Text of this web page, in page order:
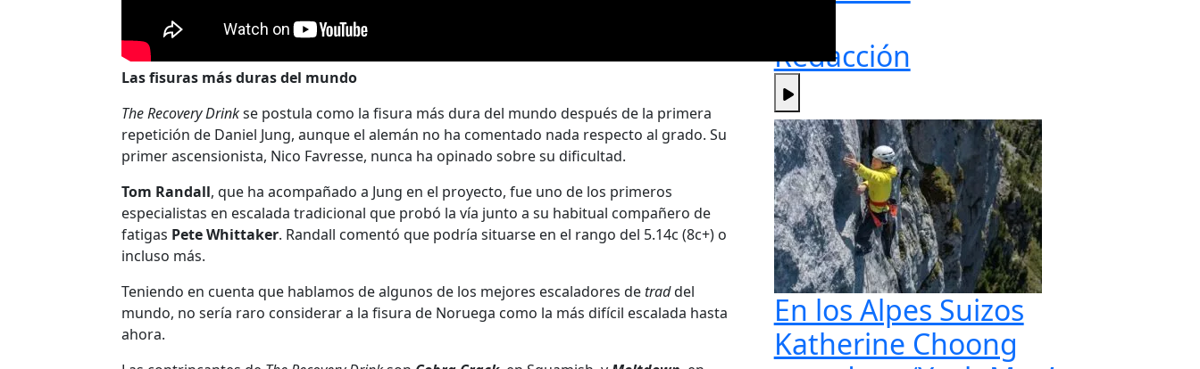
Las fisuras más duras del mundo
The Recovery Drinkse postula como la fisura más dura del mundo después de la primera
repetición de Daniel Jung, aunque el alemán no ha comentado nada respecto al grado. Su
primer ascensionista, Nico Favresse, nunca ha opinado sobre su dificultad.
Tom Randall, que ha acompañado a Jung en el proyecto, fue uno de los primeros
especialistas en escalada tradicional que probó la vía junto a su habitual compañero de
fatigas Pete Whittaker. Randall comentó que podría situarse en el rango del 5.14c (8c+) o
incluso más.
Teniendo en cuenta que hablamos de algunos de los mejores escaladores detraddel
mundo, no sería raro considerar a la fisura de Noruega como la más difícil escalada hasta
ahora.
Redacción
En los Alpes Suizos
Katherine Choong